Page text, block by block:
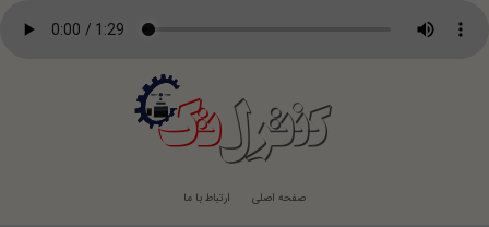
کنترلتک
صفحه اصلی ارتباط با ما